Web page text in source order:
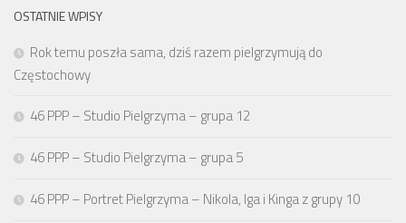
OSTATNIE WPISY
Rok temu poszła sama, dziś razem pielgrzymują do
Częstochowy
46 PPP – Studio Pielgrzyma – grupa 12
46 PPP – Studio Pielgrzyma – grupa 5
46 PPP – Portret Pielgrzyma – Nikola, Iga i Kinga z grupy 10